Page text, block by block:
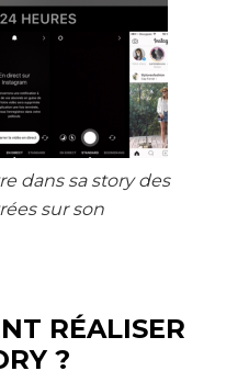
dans sa story des
sur son
RÉALISER
?